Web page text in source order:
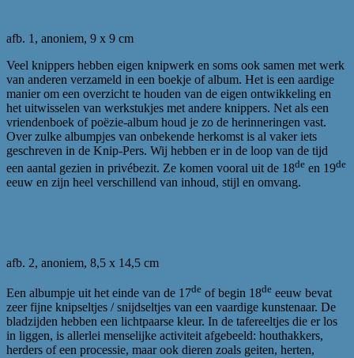
afb. 1, anoniem, 9 x 9 cm
Veel knippers hebben eigen knipwerk en soms ook samen met werk
van anderen verzameld in een boekje of album. Het is een aardige
manier om een overzicht te houden van de eigen ontwikkeling en
het uitwisselen van werkstukjes met andere knippers. Net als een
vriendenboek of poëzie-album houd je zo de herinneringen vast.
Over zulke albumpjes van onbekende herkomst is al vaker iets
geschreven in de Knip-Pers. Wij hebben er in de loop van de tijd
een aantal gezien in privébezit. Ze komen vooral uit de 18de en 19de
eeuw en zijn heel verschillend van inhoud, stijl en omvang.
afb. 2, anoniem, 8,5 x 14,5 cm
Een albumpje uit het einde van de 17de of begin 18de eeuw bevat
zeer fijne knipseltjes / snijdseltjes van een vaardige kunstenaar. De
bladzijden hebben een lichtpaarse kleur. In de tafereeltjes die er los
in liggen, is allerlei menselijke activiteit afgebeeld: houthakkers,
herders of een processie, maar ook dieren zoals geiten, herten,